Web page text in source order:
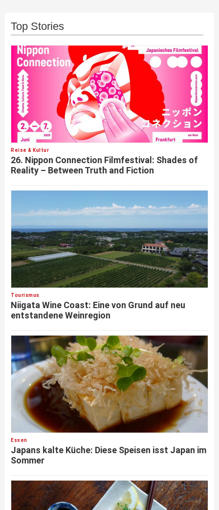
Top Stories
Reise & Kultur
26. Nippon Connection Filmfestival: Shades of
Reality – Between Truth and Fiction
Tourismus
Niigata Wine Coast: Eine von Grund auf neu
entstandene Weinregion
Essen
Japans kalte Küche: Diese Speisen isst Japan im
Sommer